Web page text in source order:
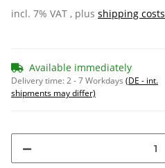
incl. 7% VAT , plus shipping costs
Available immediately
Delivery time:2 - 7 Workdays (DE - int.
shipments may differ)